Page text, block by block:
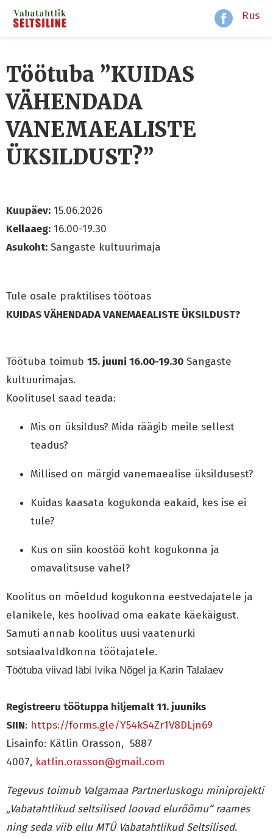
Rus
Töötuba ”KUIDAS
VÄHENDADA
VANEMAEALISTE
ÜKSILDUST?”
Kuupäev: 15.06.2026
Kellaaeg: 16.00-19.30
Asukoht: Sangaste kultuurimaja
Tule osale praktilises töötoas
KUIDAS VÄHENDADA VANEMAEALISTE ÜKSILDUST?
Töötuba toimub 15. juuni 16.00-19.30 Sangaste
kultuurimajas.
Koolitusel saad teada:
Mis on üksildus? Mida räägib meile sellest
teadus?
Millised on märgid vanemaealise üksildusest?
Kuidas kaasata kogukonda eakaid, kes ise ei
tule?
Kus on siin koostöö koht kogukonna ja
omavalitsuse vahel?
Koolitus on mõeldud kogukonna eestvedajatele ja
elanikele, kes hoolivad oma eakate käekäigust.
Samuti annab koolitus uusi vaatenurki
sotsiaalvaldkonna töötajatele.
Töötuba viivad läbi Ivika Nõgel ja Karin Talalaev
Registreeru töötuppa hiljemalt 11. juuniks
SIIN: https://forms.gle/Y54kS4Zr1V8DLjn69
Lisainfo: Kätlin Orasson, 5887
4007, katlin.orasson@gmail.com
Tegevus toimub Valgamaa Partnerluskogu miniprojekti
„Vabatahtlikud seltsilised loovad elurõõmu“ raames
ning seda viib ellu MTÜ Vabatahtlikud Seltsilised.